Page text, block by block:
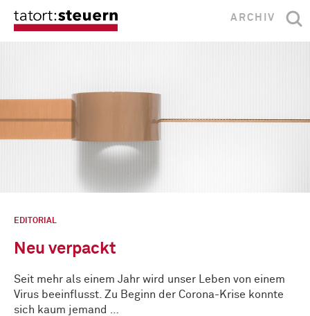
ARCHIV
EDITORIAL
Neu verpackt
Seit mehr als einem Jahr wird unser Leben von einem
Virus beeinflusst. Zu Beginn der Corona-Krise konnte
sich kaum jemand …